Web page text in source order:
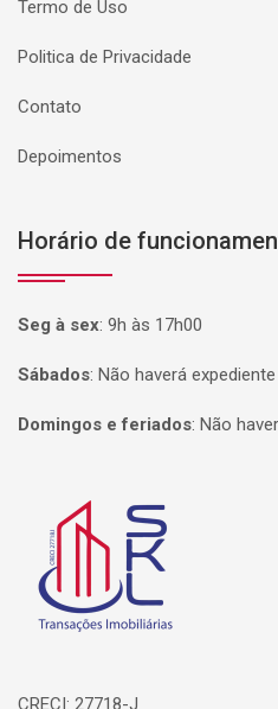
Termo de Uso
Politica de Privacidade
Contato
Depoimentos
Horário de
Seg à sex: 9h às 17h00
Sábados: Não haverá expediente
Domingos e feriados: Não
Página inicial
CRECI: 27718-J